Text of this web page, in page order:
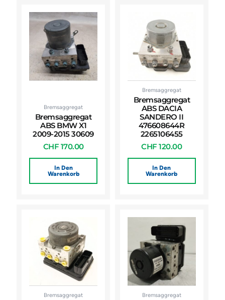
Bremsaggregat
Bremsaggregat
ABS BMW X1
2009-2015 30609
CHF 170.00
In Den
Warenkorb
Bremsaggregat
Bremsaggregat
ABS DACIA
SANDERO II
476608644R
2265106455
CHF 120.00
In Den
Warenkorb
Bremsaggregat Bremsaggregat